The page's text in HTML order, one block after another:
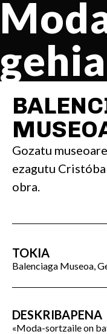
Gozatu
ezagutu
obra.
TOKIA
Balenciaga Museoa,
DESKRIBAPENA
«Moda-sortzaile on